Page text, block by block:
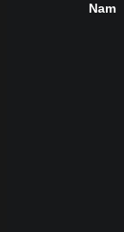
Nam